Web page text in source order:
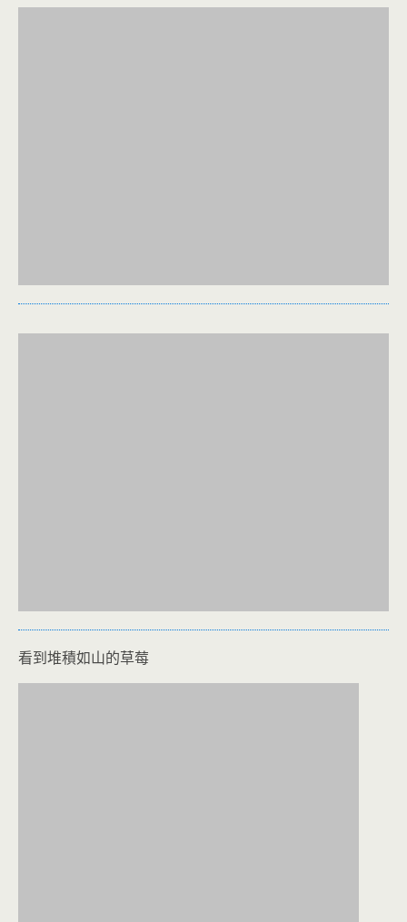
看到堆積如山的草莓